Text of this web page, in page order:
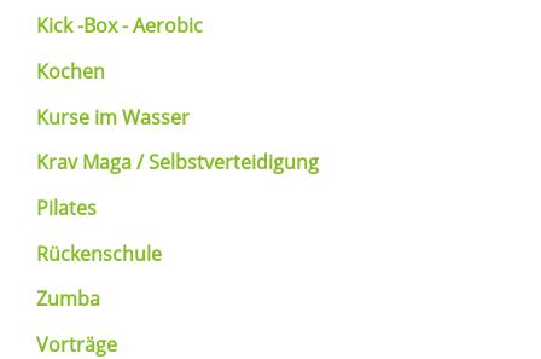
Kick -Box - Aerobic
Kochen
Kurse im Wasser
Krav Maga / Selbstverteidigung
Pilates
Rückenschule
Zumba
Vorträge